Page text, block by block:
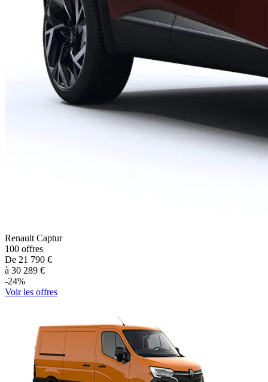
Renault Captur
100 offres
De 21 790 €
à 30 289 €
-24%
Voir les offres